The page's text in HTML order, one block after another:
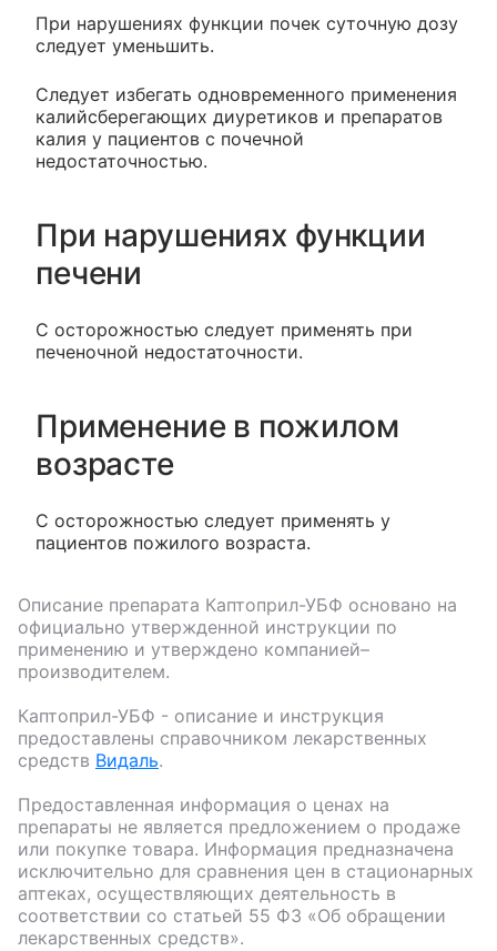
При нарушениях функции почек суточную дозу
следует уменьшить.
Следует избегать одновременного применения
калийсберегающих диуретиков и препаратов
калия у пациентов с почечной
недостаточностью.
При нарушениях функции
печени
С осторожностью следует применять при
печеночной недостаточности.
Применение в пожилом
возрасте
С осторожностью следует применять у
пациентов пожилого возраста.
Описание препарата Каптоприл-УБФ основано на
официально утвержденной инструкции по
применению и утверждено компанией–
производителем.
Каптоприл-УБФ - описание и инструкция
предоставлены справочником лекарственных
средств Видаль.
Предоставленная информация о ценах на
препараты не является предложением о продаже
или покупке товара. Информация предназначена
исключительно для сравнения цен в стационарных
аптеках, осуществляющих деятельность в
соответствии со статьей 55 ФЗ «Об обращении
лекарственных средств».